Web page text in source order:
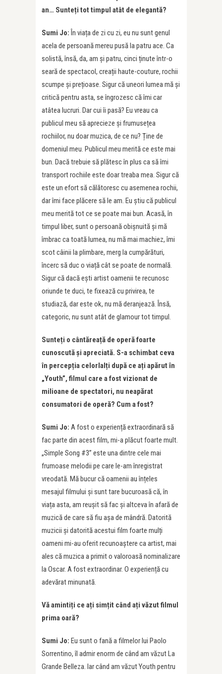
an… Sunteți tot timpul atât de elegantă?
Sumi Jo:În viața de zi cu zi, eu nu sunt genul
acela de persoană mereu pusă la patru ace. Ca
solistă, însă, da, am și patru, cinci ținute într-o
seară de spectacol, creații haute-couture, rochii
scumpe și prețioase. Sigur că uneori lumea mă și
critică pentru asta, se îngrozesc că îmi car
atâtea lucruri. Dar cui îi pasă? Eu vreau ca
publicul meu să aprecieze și frumusețea
rochiilor, nu doar muzica, de ce nu? Ține de
domeniul meu. Publicul meu merită ce este mai
bun. Dacă trebuie să plătesc în plus ca să îmi
transport rochiile este doar treaba mea. Sigur că
este un efort să călătoresc cu asemenea rochii,
dar îmi face plăcere să le am. Eu știu că publicul
meu merită tot ce se poate mai bun. Acasă, în
timpul liber, sunt o persoană obișnuită și mă
îmbrac ca toată lumea, nu mă mai machiez, îmi
scot câinii la plimbare, merg la cumpărături,
încerc să duc o viață cât se poate de normală.
Sigur că dacă ești artist oamenii te recunosc
oriunde te duci, te fixează cu privirea, te
studiază, dar este ok, nu mă deranjează. Însă,
categoric, nu sunt atât de glamour tot timpul.
Sunteți o cântăreață de operă foarte
cunoscută și apreciată. S-a schimbat ceva
în percepția celorlalți după ce ați apărut în
„Youth”, filmul care a fost vizionat de
milioane de spectatori, nu neapărat
consumatori de operă? Cum a fost?
Sumi Jo: A fost o experiență extraordinară să
fac parte din acest film, mi-a plăcut foarte mult.
„Simple Song #3” este una dintre cele mai
frumoase melodii pe care le-am înregistrat
vreodată. Mă bucur că oamenii au înțeles
mesajul filmului și sunt tare bucuroasă că, în
viața asta, am reușit să fac și altceva în afară de
muzică de care să fiu așa de mândră. Datorită
muzicii și datorită acestui film foarte mulți
oameni mi-au oferit recunoaștere ca artist, mai
ales că muzica a primit o valoroasă nominalizare
la Oscar. A fost extraordinar. O experiență cu
adevărat minunată.
Vă amintiți ce ați simțit când ați văzut filmul
prima oară?
Sumi Jo: Eu sunt o fană a filmelor lui Paolo
Sorrentino, îl admir enorm de când am văzut La
Grande Belleza. Iar când am văzut Youth pentru